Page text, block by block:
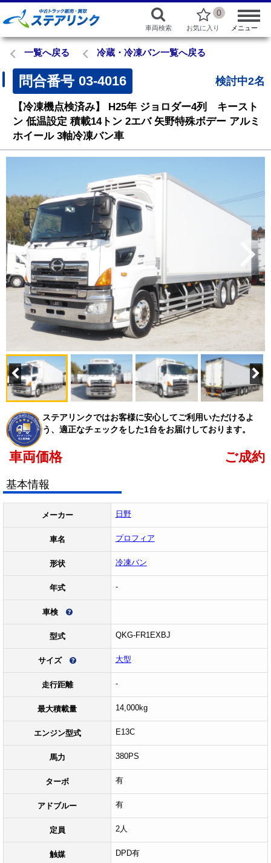
車両検索
0
お気に入り メニュー
一覧へ戻る 冷蔵・冷凍バン一覧へ戻る
問合番号 03-4016 検討中2名
【冷凍機点検済み】 H25年 ジョロダー4列 キースト
ン 低温設定 積載14トン 2エバ 矢野特殊ボデー アルミ
ホイール 3軸冷凍バン車
ステアリンクではお客様に安心してご利用いただけるよ
う、適正なチェックをした1台をお届けしております。
車両価格 ご成約
基本情報
メーカー 日野
車名 プロフィア
形状 冷凍バン
年式 -
車検
型式 QKG-FR1EXBJ
サイズ 大型
走行距離 -
最大積載量 14,000kg
エンジン型式 E13C
馬力 380PS
ターボ 有
アドブルー 有
定員 2人
触媒 DPD有